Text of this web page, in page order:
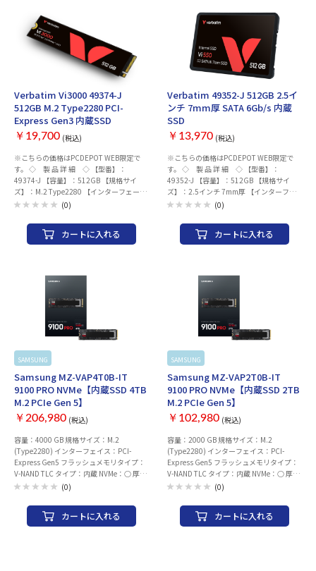
Verbatim Vi3000 49374-J
512GB M.2 Type2280 PCI-
Express Gen3 内蔵SSD
￥19,700 (税込)
※こちらの価格はPCDEPOT WEB限定で
す。 ◇ 製 品 詳 細 ◇ 【型番】：
49374-J 【容量】：512GB 【規格サイ
ズ】：M.2 Type2280 【インターフェー
ス】：PCI-Express Gen3 【読み込み速
度】： 最大 2100 MB/s 【シリーズ】：
Vi3000 【JANコード】：4991348089955
【メーカー】：Verbatim
(0)
カートに入れる
Verbatim 49352-J 512GB 2.5イ
ンチ 7mm厚 SATA 6Gb/s 内蔵
SSD
￥13,970 (税込)
※こちらの価格はPCDEPOT WEB限定で
す。 ◇ 製 品 詳 細 ◇ 【型番】：
49352-J 【容量】：512GB 【規格サイ
ズ】：2.5インチ 7mm厚 【インターフェ
ース】：SATA 6Gb/s 【読み込み速度】：
500MB/s 【JANコード】：
4991348089528 【メーカー】：
Verbatim
(0)
カートに入れる
SAMSUNG
Samsung MZ-VAP4T0B-IT
9100 PRO NVMe【内蔵SSD 4TB
M.2 PCIe Gen 5】
￥206,980 (税込)
容量：4000 GB 規格サイズ：M.2
(Type2280) インターフェイス：PCI-
Express Gen5 フラッシュメモリタイプ：
V-NAND TLC タイプ：内蔵 NVMe：○ 厚
さ：2.38 mm 読込速度：14800 MB/s 書込
ンダム(QD 256 Thread 32)読み出し：
2,200,000 IOPS ランダム書込速度：ラン
ダム(QD 256 Thread 32)書き込み：
(0)
カートに入れる
SAMSUNG
Samsung MZ-VAP2T0B-IT
9100 PRO NVMe【内蔵SSD 2TB
M.2 PCIe Gen 5】
￥102,980 (税込)
容量：2000 GB 規格サイズ：M.2
(Type2280) インターフェイス：PCI-
Express Gen5 フラッシュメモリタイプ：
V-NAND TLC タイプ：内蔵 NVMe：○ 厚
さ：2.38 mm 読込速度：14700 MB/s 書込
ンダム(QD 256 Thread 32)読み出し：
1,850,000 IOPS ランダム書込速度：ラン
ダム(QD 256 Thread 32)書き込み：
(0)
カートに入れる